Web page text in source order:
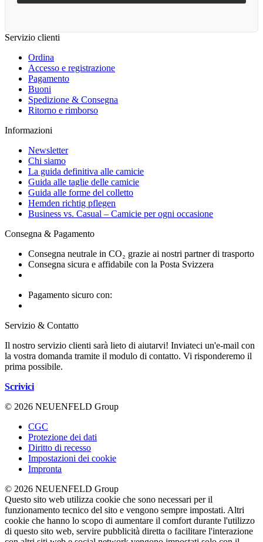
Servizio clienti
Ordina
Accesso e registrazione
Pagamento
Buoni
Spedizione & Consegna
Ritorno e rimborso
Informazioni
Newsletter
Chi siamo
La guida definitiva alle camicie
Guida alle taglie delle camicie
Guida alle forme del colletto
Hemden richtig pflegen
Business vs. Casual – Camicie per ogni occasione
Consegna & Pagamento
Consegna neutrale in CO₂ grazie ai nostri partner di trasporto
Consegna sicura e affidabile con la Posta Svizzera
Pagamento sicuro con:
Servizio & Contatto
Il nostro servizio clienti sarà lieto di aiutarvi! Inviateci un'e-mail con
la vostra domanda tramite il modulo di contatto. Vi risponderemo il
prima possibile.
Scrivici
© 2026 NEUENFELD Group
CGC
Protezione dei dati
Diritto di recesso
Impostazioni dei cookie
Impronta
© 2026 NEUENFELD Group
Questo sito web utilizza cookie che sono necessari per il
funzionamento tecnico del sito e vengono sempre impostati. Altri
cookie che hanno lo scopo di aumentare il comfort durante l'utilizzo
di questo sito web, servire pubblicità diretta o facilitare l'interazione